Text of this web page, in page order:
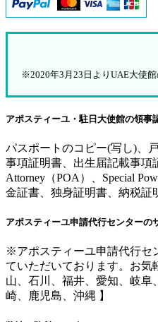
※2020年3月23日よりUAE大使
アポスティーユ・駐日大使館の領事
パスポートのコピー(写し)、
事項証明書、出生届記載事項
Attorney（POA）、Special
金証書、独身証明書、納税証
アポスティーユ申請代行センターの
※アポスティーユ申請代行セ
ていただいております。お気
山、石川、福井、愛知、岐
崎、鹿児島、沖縄 】